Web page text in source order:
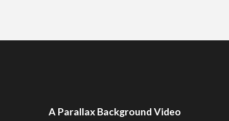
A Parallax Background Video